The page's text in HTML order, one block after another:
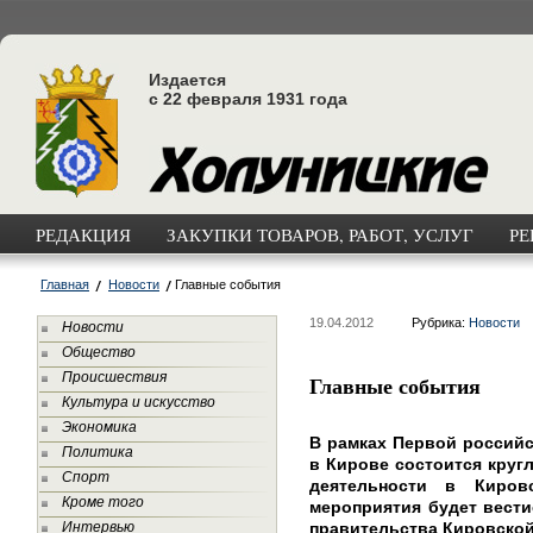
Издается
с 22 февраля 1931 года
РЕДАКЦИЯ ЗАКУПКИ ТОВАРОВ, РАБОТ, УСЛУГ
Главная Новости Главные события
Новости
Общество
Происшествия
Культура и искусство
Экономика
Политика
Спорт
Кроме того
Интервью
19.04.2012 Рубрика: Новости
Главные события
В рамках Первой
в Кирове состоится
деятельности в
мероприятия будет
правительства